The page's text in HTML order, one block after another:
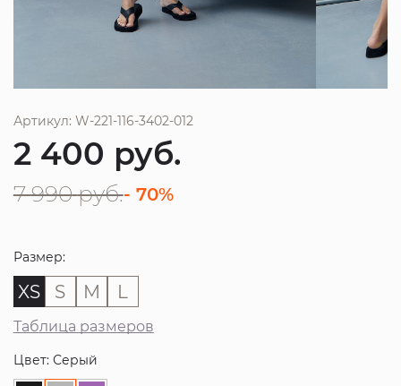
Артикул: W-221-116-3402-012
2 400 руб.
7 990 руб.- 70%
Размер:
XS S M L
Таблица размеров
Цвет: Серый